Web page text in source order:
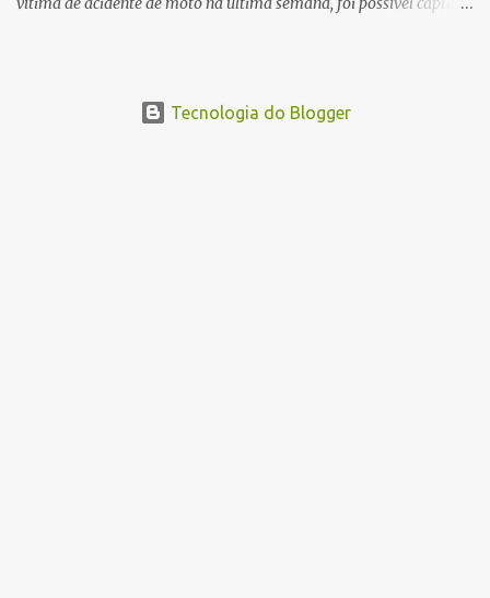
equipe responsável pela captação do coração chegou a São Carlos
Tecnologia do Blogger